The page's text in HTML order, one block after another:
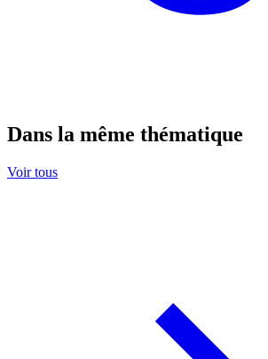
Dans la même thématique
Voir tous